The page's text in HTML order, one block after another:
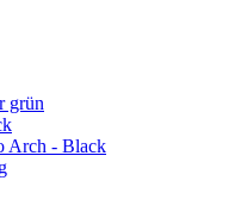
grün
Arch - Black